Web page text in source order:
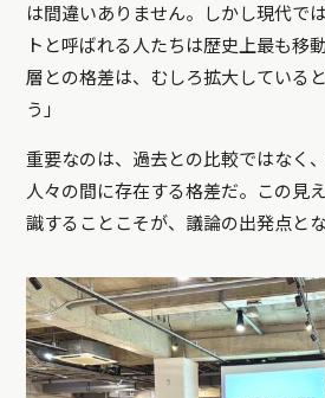
は間違いありません。しかし現代で
トと呼ばれる人たちは歴史上最も移
層との格差は、むしろ拡大している
う」
重要なのは、過去との比較ではなく
人々の間に存在する格差だ。この見
識することこそが、議論の出発点とな